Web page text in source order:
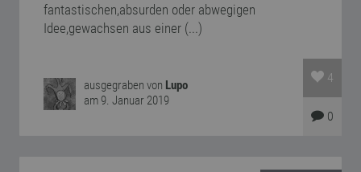
fantastischen,absurden oder abwegigen
Idee,gewachsen aus einer (...)
ausgegraben von Lupo
am 9. Januar 2019
4
0